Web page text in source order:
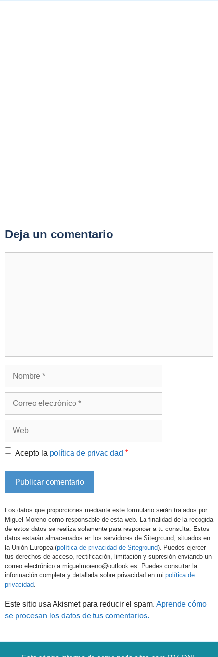
Deja un comentario
Acepto la política de privacidad *
Los datos que proporciones mediante este formulario serán tratados por
Miguel Moreno como responsable de esta web. La finalidad de la recogida
de estos datos se realiza solamente para responder a tu consulta. Estos
datos estarán almacenados en los servidores de Siteground, situados en
la Unión Europea (política de privacidad de Siteground). Puedes ejercer
tus derechos de acceso, rectificación, limitación y supresión enviando un
correo electrónico a miguelmoreno@outlook.es. Puedes consultar la
información completa y detallada sobre privacidad en mi política de
privacidad
Este sitio usa Akismet para reducir el spam. Aprende cómo
se procesan los datos de tus comentarios.